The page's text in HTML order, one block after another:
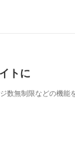
トに
無制限などの機能